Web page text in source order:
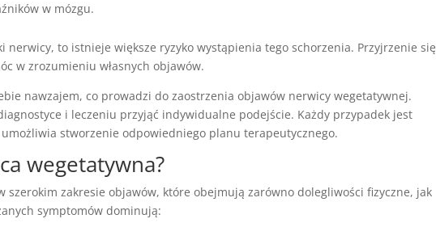
w mózgu.
nerwicy, to istnieje większe ryzyko wystąpienia tego schorzenia. Przyjrzenie się
w zrozumieniu własnych objawów.
nawzajem, co prowadzi do zaostrzenia objawów nerwicy wegetatywnej.
i leczeniu przyjąć indywidualne podejście. Każdy przypadek jest
umożliwia stworzenie odpowiedniego planu terapeutycznego.
wegetatywna?
szerokim zakresie objawów, które obejmują zarówno dolegliwości fizyczne, jak
symptomów dominują: